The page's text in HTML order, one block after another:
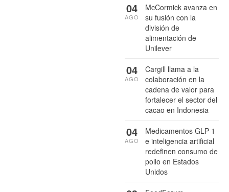
McCormick avanza en
su fusión con la
división de
alimentación de
Unilever
04
AGO
Cargill llama a la
colaboración en la
cadena de valor para
fortalecer el sector del
cacao en Indonesia
04
AGO
Medicamentos GLP-1
e inteligencia artificial
redefinen consumo de
pollo en Estados
Unidos
04
AGO